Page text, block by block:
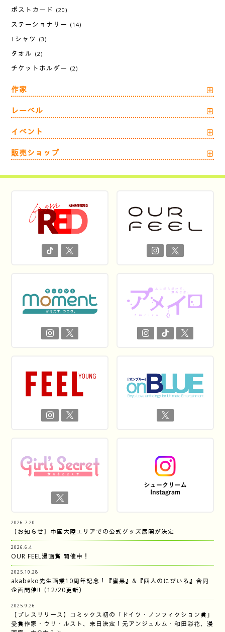
ポストカード (20)
ステーショナリー (14)
Tシャツ (3)
タオル (2)
チケットホルダー (2)
作家
レーベル
イベント
販売ショップ
2026.7.20
【お知らせ】中国大陸エリアでの公式グッズ展開が決定
2026.6.4
OUR FEEL漫画賞 開催中！
2025.10.28
akabeko先生画業10周年記念！『蜜果』&『四人のにびいろ』合同
企画開催‼︎（12/20更新）
2025.9.26
【プレスリリース】コミックス初の「ドイツ・ノンフィクション賞」
受賞作家・ウリ・ルスト、来日決定！元アンジュルム・和田彩花、漫